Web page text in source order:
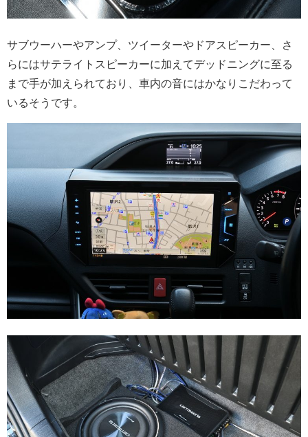
サブウーハーやアンプ、ツイーターやドアスピーカー、さ
らにはサテライトスピーカーに加えてデッドニングに至る
まで手が加えられており、車内の音にはかなりこだわって
いるそうです。